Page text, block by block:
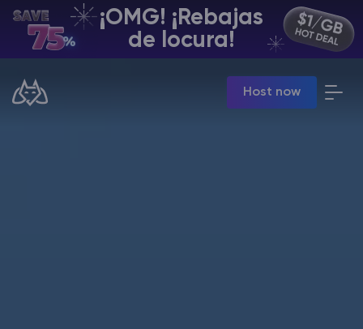
¡OMG! ¡Rebajas
de locura!
Host now
ES | USD
Manage your servers & payments